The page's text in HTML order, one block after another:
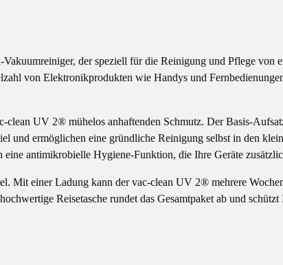
der speziell für die Reinigung und Pflege von
von Elektronikprodukten wie Handys und
UV 2® mühelos anhaftenden Schmutz. Der Basis-
und ermöglichen eine gründliche Reinigung selbst in den
antimikrobielle Hygiene-Funktion, die Ihre Geräte
einer Ladung kann der vac-clean UV 2® mehrere
Reisetasche rundet das Gesamtpaket ab und